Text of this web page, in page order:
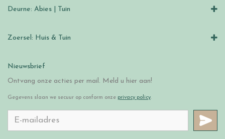
Deurne: Abies | Tuin
Zoersel: Huis & Tuin
Nieuwsbrief
Ontvang onze acties per mail. Meld u hier aan!
Gegevens slaan we secuur op conform onze privacy policy.